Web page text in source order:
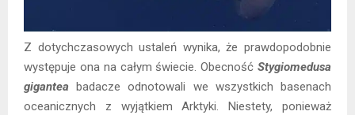
Z dotychczasowych ustaleń wynika, że prawdopodobnie
występuje ona na całym świecie. Obecność Stygiomedusa
gigantea badacze odnotowali we wszystkich basenach
oceanicznych z wyjątkiem Arktyki. Niestety, ponieważ